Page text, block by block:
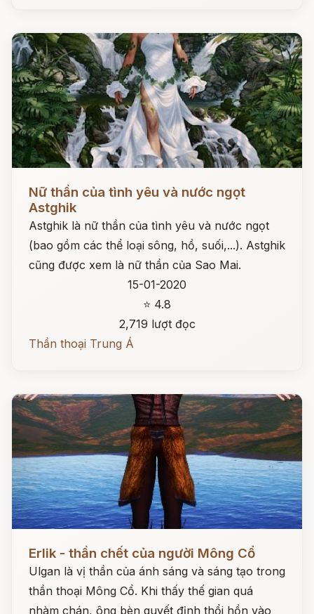
Nữ thần của tình yêu và nước ngọt
Astghik
Astghik là nữ thần của tình yêu và nước ngọt
(bao gồm các thể loại sông, hồ, suối,...). Astghik
cũng được xem là nữ thần của Sao Mai.
15-01-2020
⭐ 4.8
2,719 lượt đọc
Thần thoại Trung Á
Erlik - thần chết của người Mông Cổ
Ulgan là vị thần của ánh sáng và sáng tạo trong
thần thoại Mông Cổ. Khi thấy thế gian quá
nhàm chán, ông bèn quyết định thổi hồn vào